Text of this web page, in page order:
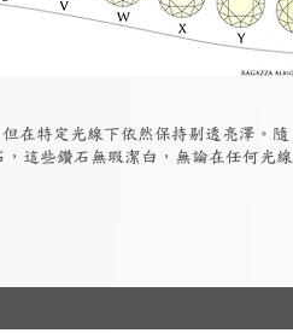
在特定光線下依然保持剔透亮澤。隨
這些鑽石無瑕潔白，無論在任何光線